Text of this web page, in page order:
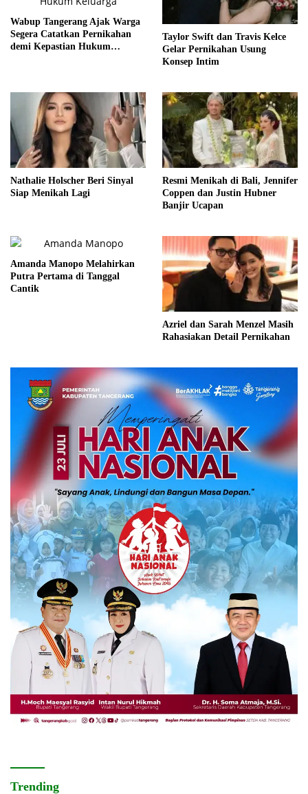
Wabup Tangerang Ajak Warga
Segera Catatkan Pernikahan
demi Kepastian Hukum
Taylor Swift dan Travis Kelce
Gelar Pernikahan Usung
Konsep Intim
Nathalie Holscher Beri Sinyal
Siap Menikah Lagi
Resmi Menikah di Bali, Jennifer
Coppen dan Justin Hubner
Banjir Ucapan
Amanda Manopo Melahirkan
Putra Pertama di Tanggal
Cantik
Azriel dan Sarah Menzel Masih
Rahasiakan Detail Pernikahan
Trending